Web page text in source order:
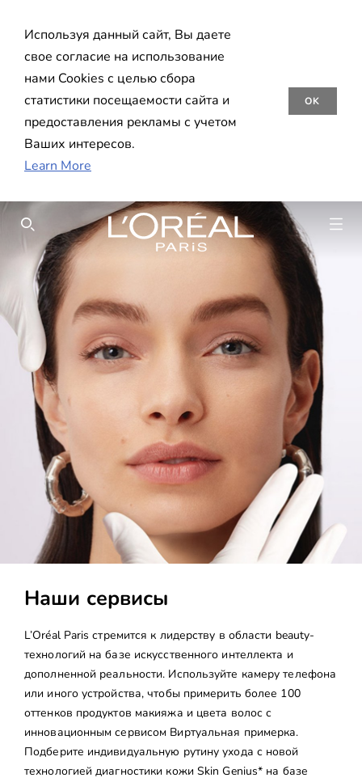
Используя данный сайт, Вы даете
свое согласие на использование
нами Cookies с целью сбора
статистики посещаемости сайта и
предоставления рекламы с учетом
Ваших интересов.
Learn More
OK
SEARCH THIS SITE
Наши сервисы
L’Oréal Paris стремится к лидерству в области beauty-
технологий на базе искусственного интеллекта и
дополненной реальности. Используйте камеру телефона
или иного устройства, чтобы примерить более 100
оттенков продуктов макияжа и цвета волос с
инновационным сервисом Виртуальная примерка.
Подберите индивидуальную рутину ухода с новой
технологией диагностики кожи Skin Genius* на базе